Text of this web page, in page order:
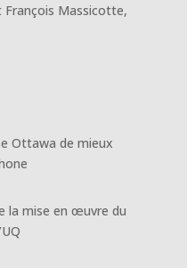
François Massicotte,
Ottawa de mieux
la mise en œuvre du